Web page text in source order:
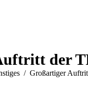
der
sich hier:Großartiger